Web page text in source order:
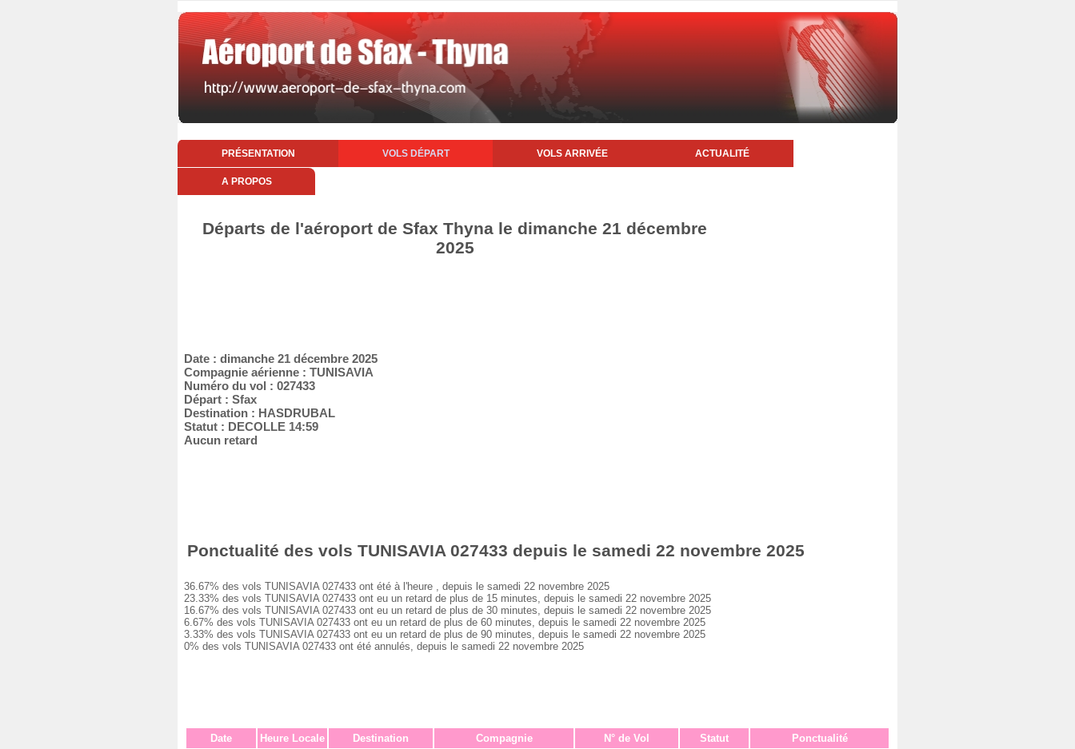
PRÉSENTATION VOLS DÉPART VOLS ARRIVÉE ACTUALITÉ
A PROPOS
Départs de l'aéroport de Sfax Thyna le dimanche 21 décembre
2025
Date : dimanche 21 décembre 2025
Compagnie aérienne : TUNISAVIA
Numéro du vol : 027433
Départ : Sfax
Destination : HASDRUBAL
Statut : DECOLLE 14:59
Aucun retard
Ponctualité des vols TUNISAVIA 027433 depuis le samedi 22 novembre 2025
36.67% des vols TUNISAVIA 027433 ont été à l'heure , depuis le samedi 22 novembre 2025
23.33% des vols TUNISAVIA 027433 ont eu un retard de plus de 15 minutes, depuis le samedi 22 novembre 2025
16.67% des vols TUNISAVIA 027433 ont eu un retard de plus de 30 minutes, depuis le samedi 22 novembre 2025
6.67% des vols TUNISAVIA 027433 ont eu un retard de plus de 60 minutes, depuis le samedi 22 novembre 2025
3.33% des vols TUNISAVIA 027433 ont eu un retard de plus de 90 minutes, depuis le samedi 22 novembre 2025
0% des vols TUNISAVIA 027433 ont été annulés, depuis le samedi 22 novembre 2025
Date Heure Locale Destination Compagnie N° de Vol Statut Ponctualité